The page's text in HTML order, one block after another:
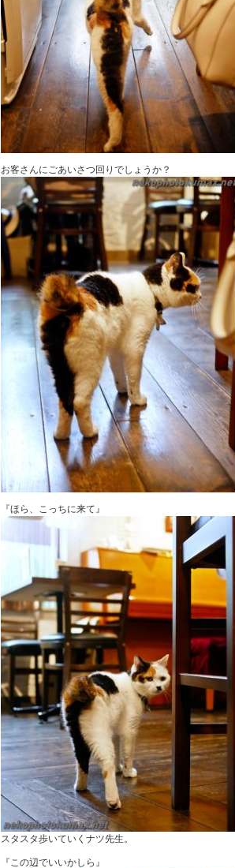
お客さんにごあいさつ回りでしょうか？
『ほら、こっちに来て』
スタスタ歩いていくナツ先生。
『この辺でいいかしら』